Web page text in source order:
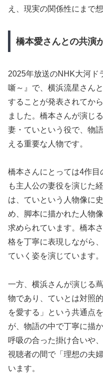
え、現実の関係性にまで
橋本愛さんとの共演
2025年放送のNHK大河ド
噺～』で、横浜流星さん
することが発表されてか
ました。橋本さんが演じ
妻・ていという役で、物
える重要な人物です。
橋本さんにとっては4作
も主人公の妻役を演じた
は、ていという人物像に
め、脚本に描かれた人物
求められています。橋本
格を丁寧に表現しながら
ていく姿を演じています。
一方、横浜さんが演じる
物であり、ていとは対照
を愛する」という共通点
が、物語の中で丁寧に描
呼吸の合った掛け合いや
視聴者の間で「理想の夫
います。